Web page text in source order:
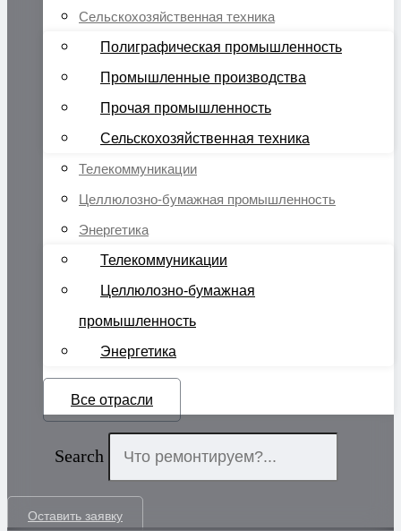
Сельскохозяйственная техника
Полиграфическая промышленность
Промышленные производства
Прочая промышленность
Сельскохозяйственная техника
Телекоммуникации
Целлюлозно-бумажная промышленность
Энергетика
Телекоммуникации
Целлюлозно-бумажная
промышленность
Энергетика
Все отрасли
Search
Оставить заявку